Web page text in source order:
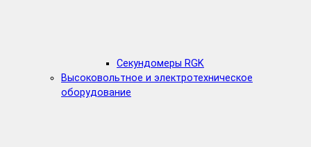
Секундомеры RGK
Высоковольтное и электротехническое
оборудование